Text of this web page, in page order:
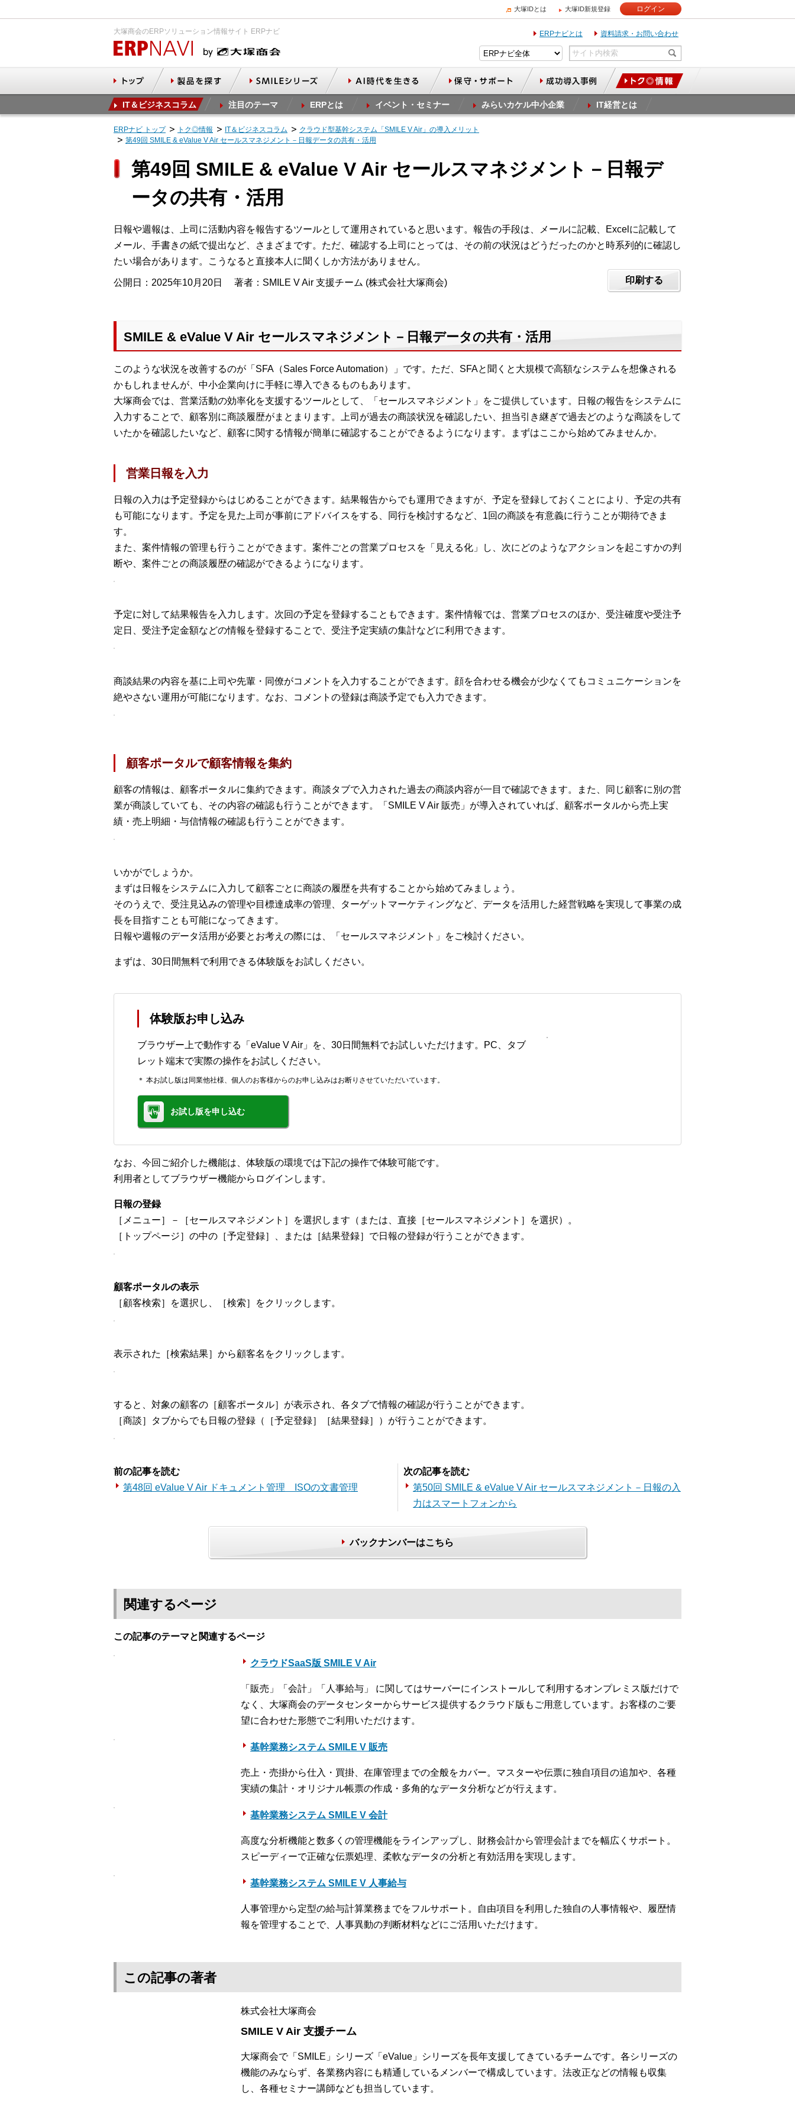
大塚IDとは 大塚ID新規登録 ログイン
大塚商会のERPソリューション情報サイト ERPナビ ERPナビとは 資料請求・お問い合わせ
IT＆ビジネスコラム 注目のテーマ ERPとは イベント・セミナー みらいカケル中小企業 IT経営とは
ERPナビ トップ トク◎情報 IT＆ビジネスコラム
クラウド型基幹システム「SMILE V Air」の導入メリット
第49回 SMILE & eValue V Air セールスマネジメント－日報データの共有・活用
第49回 SMILE & eValue V Air セールスマネジメント－日報デ
ータの共有・活用
日報や週報は、上司に活動内容を報告するツールとして運用されていると思います。報告の手段は、メールに記載、Excelに記載して
メール、手書きの紙で提出など、さまざまです。ただ、確認する上司にとっては、その前の状況はどうだったのかと時系列的に確認し
たい場合があります。こうなると直接本人に聞くしか方法がありません。
公開日：2025年10月20日 著者：SMILE V Air 支援チーム (株式会社大塚商会) 印刷する
SMILE & eValue V Air セールスマネジメント－日報データの共有・活用
このような状況を改善するのが「SFA（Sales Force Automation）」です。ただ、SFAと聞くと大規模で高額なシステムを想像される
かもしれませんが、中小企業向けに手軽に導入できるものもあります。
大塚商会では、営業活動の効率化を支援するツールとして、「セールスマネジメント」をご提供しています。日報の報告をシステムに
入力することで、顧客別に商談履歴がまとまります。上司が過去の商談状況を確認したい、担当引き継ぎで過去どのような商談をして
いたかを確認したいなど、顧客に関する情報が簡単に確認することができるようになります。まずはここから始めてみませんか。
営業日報を入力
日報の入力は予定登録からはじめることができます。結果報告からでも運用できますが、予定を登録しておくことにより、予定の共有
も可能になります。予定を見た上司が事前にアドバイスをする、同行を検討するなど、1回の商談を有意義に行うことが期待できま
す。
また、案件情報の管理も行うことができます。案件ごとの営業プロセスを「見える化」し、次にどのようなアクションを起こすかの判
断や、案件ごとの商談履歴の確認ができるようになります。
予定に対して結果報告を入力します。次回の予定を登録することもできます。案件情報では、営業プロセスのほか、受注確度や受注予
定日、受注予定金額などの情報を登録することで、受注予定実績の集計などに利用できます。
商談結果の内容を基に上司や先輩・同僚がコメントを入力することができます。顔を合わせる機会が少なくてもコミュニケーションを
絶やさない運用が可能になります。なお、コメントの登録は商談予定でも入力できます。
顧客ポータルで顧客情報を集約
顧客の情報は、顧客ポータルに集約できます。商談タブで入力された過去の商談内容が一目で確認できます。また、同じ顧客に別の営
業が商談していても、その内容の確認も行うことができます。「SMILE V Air 販売」が導入されていれば、顧客ポータルから売上実
績・売上明細・与信情報の確認も行うことができます。
いかがでしょうか。
まずは日報をシステムに入力して顧客ごとに商談の履歴を共有することから始めてみましょう。
そのうえで、受注見込みの管理や目標達成率の管理、ターゲットマーケティングなど、データを活用した経営戦略を実現して事業の成
長を目指すことも可能になってきます。
日報や週報のデータ活用が必要とお考えの際には、「セールスマネジメント」をご検討ください。
まずは、30日間無料で利用できる体験版をお試しください。
体験版お申し込み
ブラウザー上で動作する「eValue V Air」を、30日間無料でお試しいただけます。PC、タブ
レット端末で実際の操作をお試しください。
＊ 本お試し版は同業他社様、個人のお客様からのお申し込みはお断りさせていただいています。
お試し版を申し込む
なお、今回ご紹介した機能は、体験版の環境では下記の操作で体験可能です。
利用者としてブラウザー機能からログインします。
日報の登録
［メニュー］－［セールスマネジメント］を選択します（または、直接［セールスマネジメント］を選択）。
［トップページ］の中の［予定登録］、または［結果登録］で日報の登録が行うことができます。
顧客ポータルの表示
［顧客検索］を選択し、［検索］をクリックします。
表示された［検索結果］から顧客名をクリックします。
すると、対象の顧客の［顧客ポータル］が表示され、各タブで情報の確認が行うことができます。
［商談］タブからでも日報の登録（［予定登録］［結果登録］）が行うことができます。
前の記事を読む
第48回 eValue V Air ドキュメント管理 ISOの文書管理
次の記事を読む
第50回 SMILE & eValue V Air セールスマネジメント－日報の入
力はスマートフォンから
バックナンバーはこちら
関連するページ
この記事のテーマと関連するページ
クラウドSaaS版 SMILE V Air
「販売」「会計」「人事給与」 に関してはサーバーにインストールして利用するオンプレミス版だけで
なく、大塚商会のデータセンターからサービス提供するクラウド版もご用意しています。お客様のご要
望に合わせた形態でご利用いただけます。
基幹業務システム SMILE V 販売
売上・売掛から仕入・買掛、在庫管理までの全般をカバー。マスターや伝票に独自項目の追加や、各種
実績の集計・オリジナル帳票の作成・多角的なデータ分析などが行えます。
基幹業務システム SMILE V 会計
高度な分析機能と数多くの管理機能をラインアップし、財務会計から管理会計までを幅広くサポート。
スピーディーで正確な伝票処理、柔軟なデータの分析と有効活用を実現します。
基幹業務システム SMILE V 人事給与
人事管理から定型の給与計算業務までをフルサポート。自由項目を利用した独自の人事情報や、履歴情
報を管理することで、人事異動の判断材料などにご活用いただけます。
この記事の著者
株式会社大塚商会
SMILE V Air 支援チーム
大塚商会で「SMILE」シリーズ「eValue」シリーズを長年支援してきているチームです。各シリーズの
機能のみならず、各業務内容にも精通しているメンバーで構成しています。法改正などの情報も収集
し、各種セミナー講師なども担当しています。